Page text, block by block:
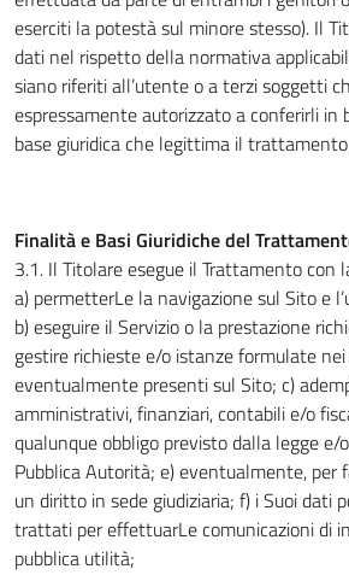
eserciti la potestà sul minore stesso). Il
dati nel rispetto della normativa
siano riferiti all’utente o a terzi soggetti
espressamente autorizzato a conferirli in
base giuridica che legittima il
Finalità e Basi Giuridiche del
3.1. Il Titolare esegue il Trattamento con
a) permetterLe la navigazione sul Sito e
b) eseguire il Servizio o la prestazione
gestire richieste e/o istanze formulate
eventualmente presenti sul Sito; c)
amministrativi, finanziari, contabili e/o
qualunque obbligo previsto dalla legge e/
Pubblica Autorità; e) eventualmente, per
un diritto in sede giudiziaria; f) i Suoi dati
trattati per effettuarLe comunicazioni di
pubblica utilità;